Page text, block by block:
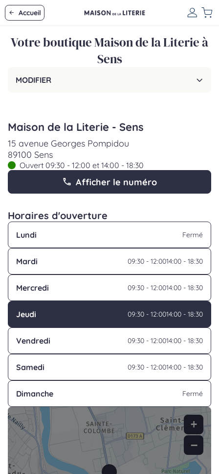
Accueil
Votre boutique Maison de la Literie à
Sens
MODIFIER
Maison de la Literie - Sens
15 avenue Georges Pompidou
89100 Sens
Ouvert 09:30 - 12:00 et 14:00 - 18:30
Afficher le numéro
Horaires d'ouverture
Lundi Fermé
Mardi 09:30 - 12:0014:00 - 18:30
Mercredi 09:30 - 12:0014:00 - 18:30
Jeudi 09:30 - 12:0014:00 - 18:30
Vendredi 09:30 - 12:0014:00 - 18:30
Samedi 09:30 - 12:0014:00 - 18:30
Dimanche Fermé
+
−